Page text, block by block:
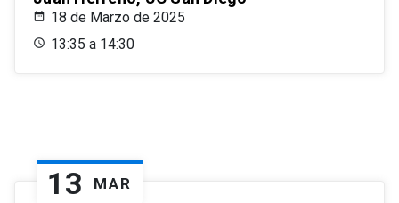
18 de Marzo de 2025
13:35 a 14:30
13 MAR